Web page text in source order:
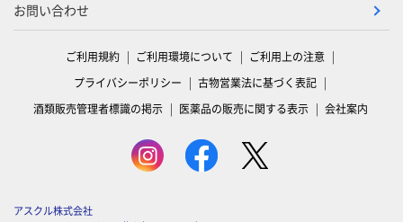
お問い合わせ
ご利用規約 ご利用環境について
ご利用上の注意
プライバシーポリシー
古物営業法に基づく表記
酒類販売管理者標識の掲示
医薬品の販売に関する表示 会社案内
アスクル株式会社